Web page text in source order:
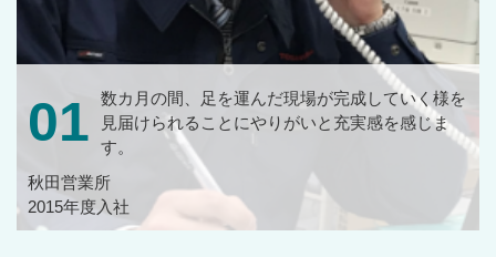
01
数カ月の間、足を運んだ現場が完成していく様を
見届けられることにやりがいと充実感を感じま
す。
秋田営業所
2015年度入社